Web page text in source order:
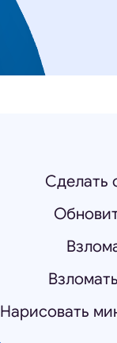
Сделать
Нарисовать